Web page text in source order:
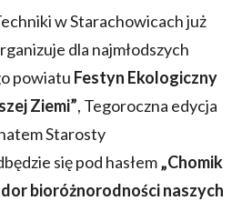
w Starachowicach już
dla najmłodszych
powiatu Festyn Ekologiczny
Ziemi”, Tegoroczna edycja
Starosty
się pod hasłem„Chomik
bioróżnorodności naszych